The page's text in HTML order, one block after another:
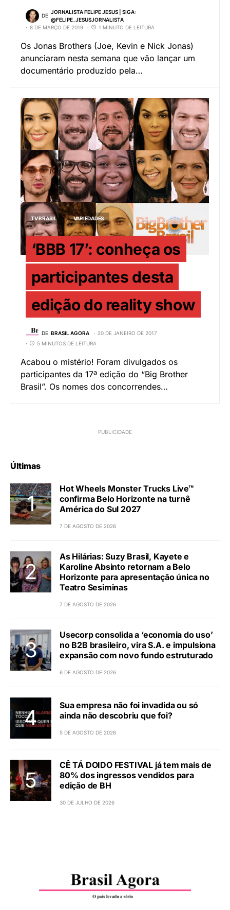
DE
JORNALISTA FELIPE JESUS | SIGA:
@FELIPE_JESUSJORNALISTA
8 DE MARÇO DE 2019
1 MINUTO DE LEITURA
Os Jonas Brothers (Joe, Kevin e Nick Jonas)
anunciaram nesta semana que vão lançar um
documentário produzido pela…
TV BRASIL VARIEDADES
‘BBB 17’: conheça os
participantes desta
edição do reality show
DE BRASIL AGORA
20 DE JANEIRO DE 2017
5 MINUTOS DE LEITURA
Acabou o mistério! Foram divulgados os
participantes da 17ª edição do “Big Brother
Brasil”. Os nomes dos concorrendes…
Últimas
Hot Wheels Monster Trucks Live™
confirma Belo Horizonte na turnê
América do Sul 2027
7 DE AGOSTO DE 2026
As Hilárias: Suzy Brasil, Kayete e
Karoline Absinto retornam a Belo
Horizonte para apresentação única no
Teatro Sesiminas
7 DE AGOSTO DE 2026
Usecorp consolida a ‘economia do uso’
no B2B brasileiro, vira S.A. e impulsiona
expansão com novo fundo estruturado
6 DE AGOSTO DE 2026
Sua empresa não foi invadida ou só
ainda não descobriu que foi?
5 DE AGOSTO DE 2026
CÊ TÁ DOIDO FESTIVAL já tem mais de
80% dos ingressos vendidos para
edição de BH
30 DE JULHO DE 2026